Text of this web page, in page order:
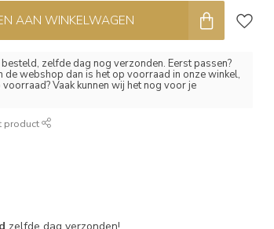
AAN WINKELWAGEN
zelfde dag nog verzonden. Eerst passen?
webshop dan is het op voorraad in onze winkel,
Vaak kunnen wij het nog voor je
product